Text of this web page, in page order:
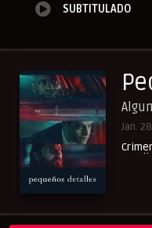
SUBTITULADO
Jan.